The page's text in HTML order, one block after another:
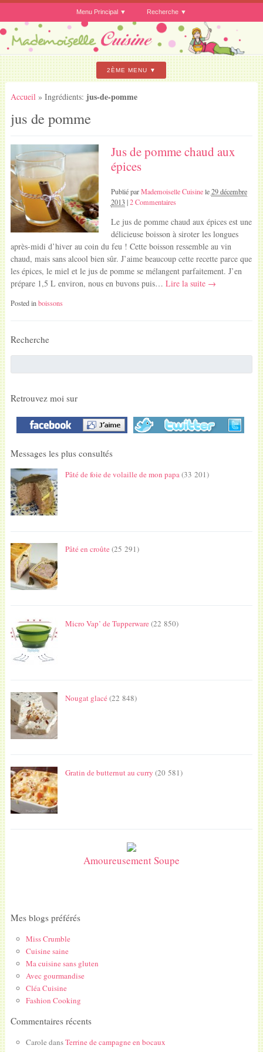
Menu Principal Recherche
2ÈME MENU
Accueil » Ingrédients: jus-de-pomme
jus de pomme
Jus de pomme chaud aux
épices
Publié parMademoiselle Cuisinele29 décembre
2013|2 Commentaires
Le jus de pomme chaud aux épices est une
délicieuse boisson à siroter les longues
après-midi d’hiver au coin du feu ! Cette boisson ressemble au vin
chaud, mais sans alcool bien sûr. J’aime beaucoup cette recette parce que
les épices, le miel et le jus de pomme se mélangent parfaitement. J’en
prépare 1,5 L environ, nous en buvons puis… Lire la suite →
Posted inboissons
Recherche
Retrouvez moi sur
Messages les plus consultés
Pâté de foie de volaille de mon papa(33 201)
Pâté en croûte(25 291)
Micro Vap’ de Tupperware(22 850)
Nougat glacé(22 848)
Gratin de butternut au curry (20 581)
Amoureusement Soupe
Mes blogs préférés
Miss Crumble
Cuisine saine
Ma cuisine sans gluten
Avec gourmandise
Cléa Cuisine
Fashion Cooking
Commentaires récents
Carole dansTerrine de campagne en bocaux